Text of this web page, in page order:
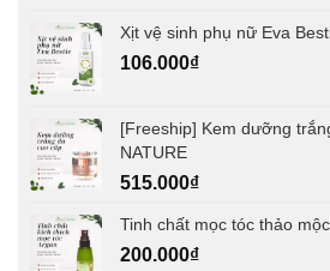
Xịt vệ sinh phụ nữ Eva
106.000₫
[Freeship] Kem dưỡng
NATURE
515.000₫
Tinh chất mọc tóc thảo
200.000₫